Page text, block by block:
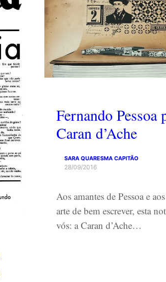
Fernando Pessoa
Caran d’Ache
SARA QUARESMA CAPITÃO
28/09/2016
Aos amantes de Pessoa e
arte de bem escrever, esta
vós: a Caran d’Ache…